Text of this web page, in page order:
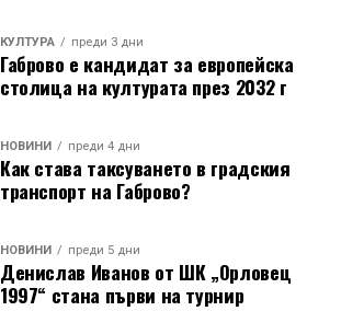
КУЛТУРА преди 3 дни
Габрово е кандидат за европейска
столица на културата през 2032 г
НОВИНИ преди 4 дни
Как става таксуването в градския
транспорт на Габрово?
НОВИНИ преди 5 дни
Денислав Иванов от ШК „Орловец
1997“ стана първи на турнир